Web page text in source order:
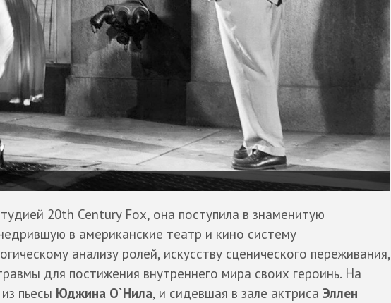
20th Century Fox, она поступила в знаменитую
в американские театр и кино систему
анализу ролей, искусству сценического переживания,
для постижения внутреннего мира своих героинь. На
пьесы Юджина О`Нила, и сидевшая в зале актриса Эллен